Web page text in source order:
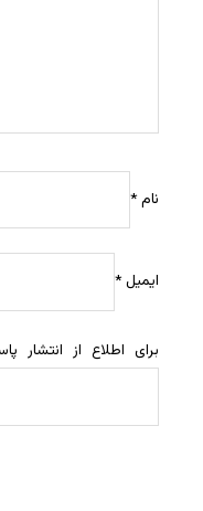
نام*
ایمیل*
برای اطلاع از انتشار